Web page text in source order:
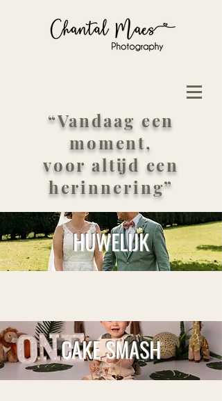
“Vandaag een
moment,
voor altijd een
herinnering”
HUWELIJK
CAKE SMASH